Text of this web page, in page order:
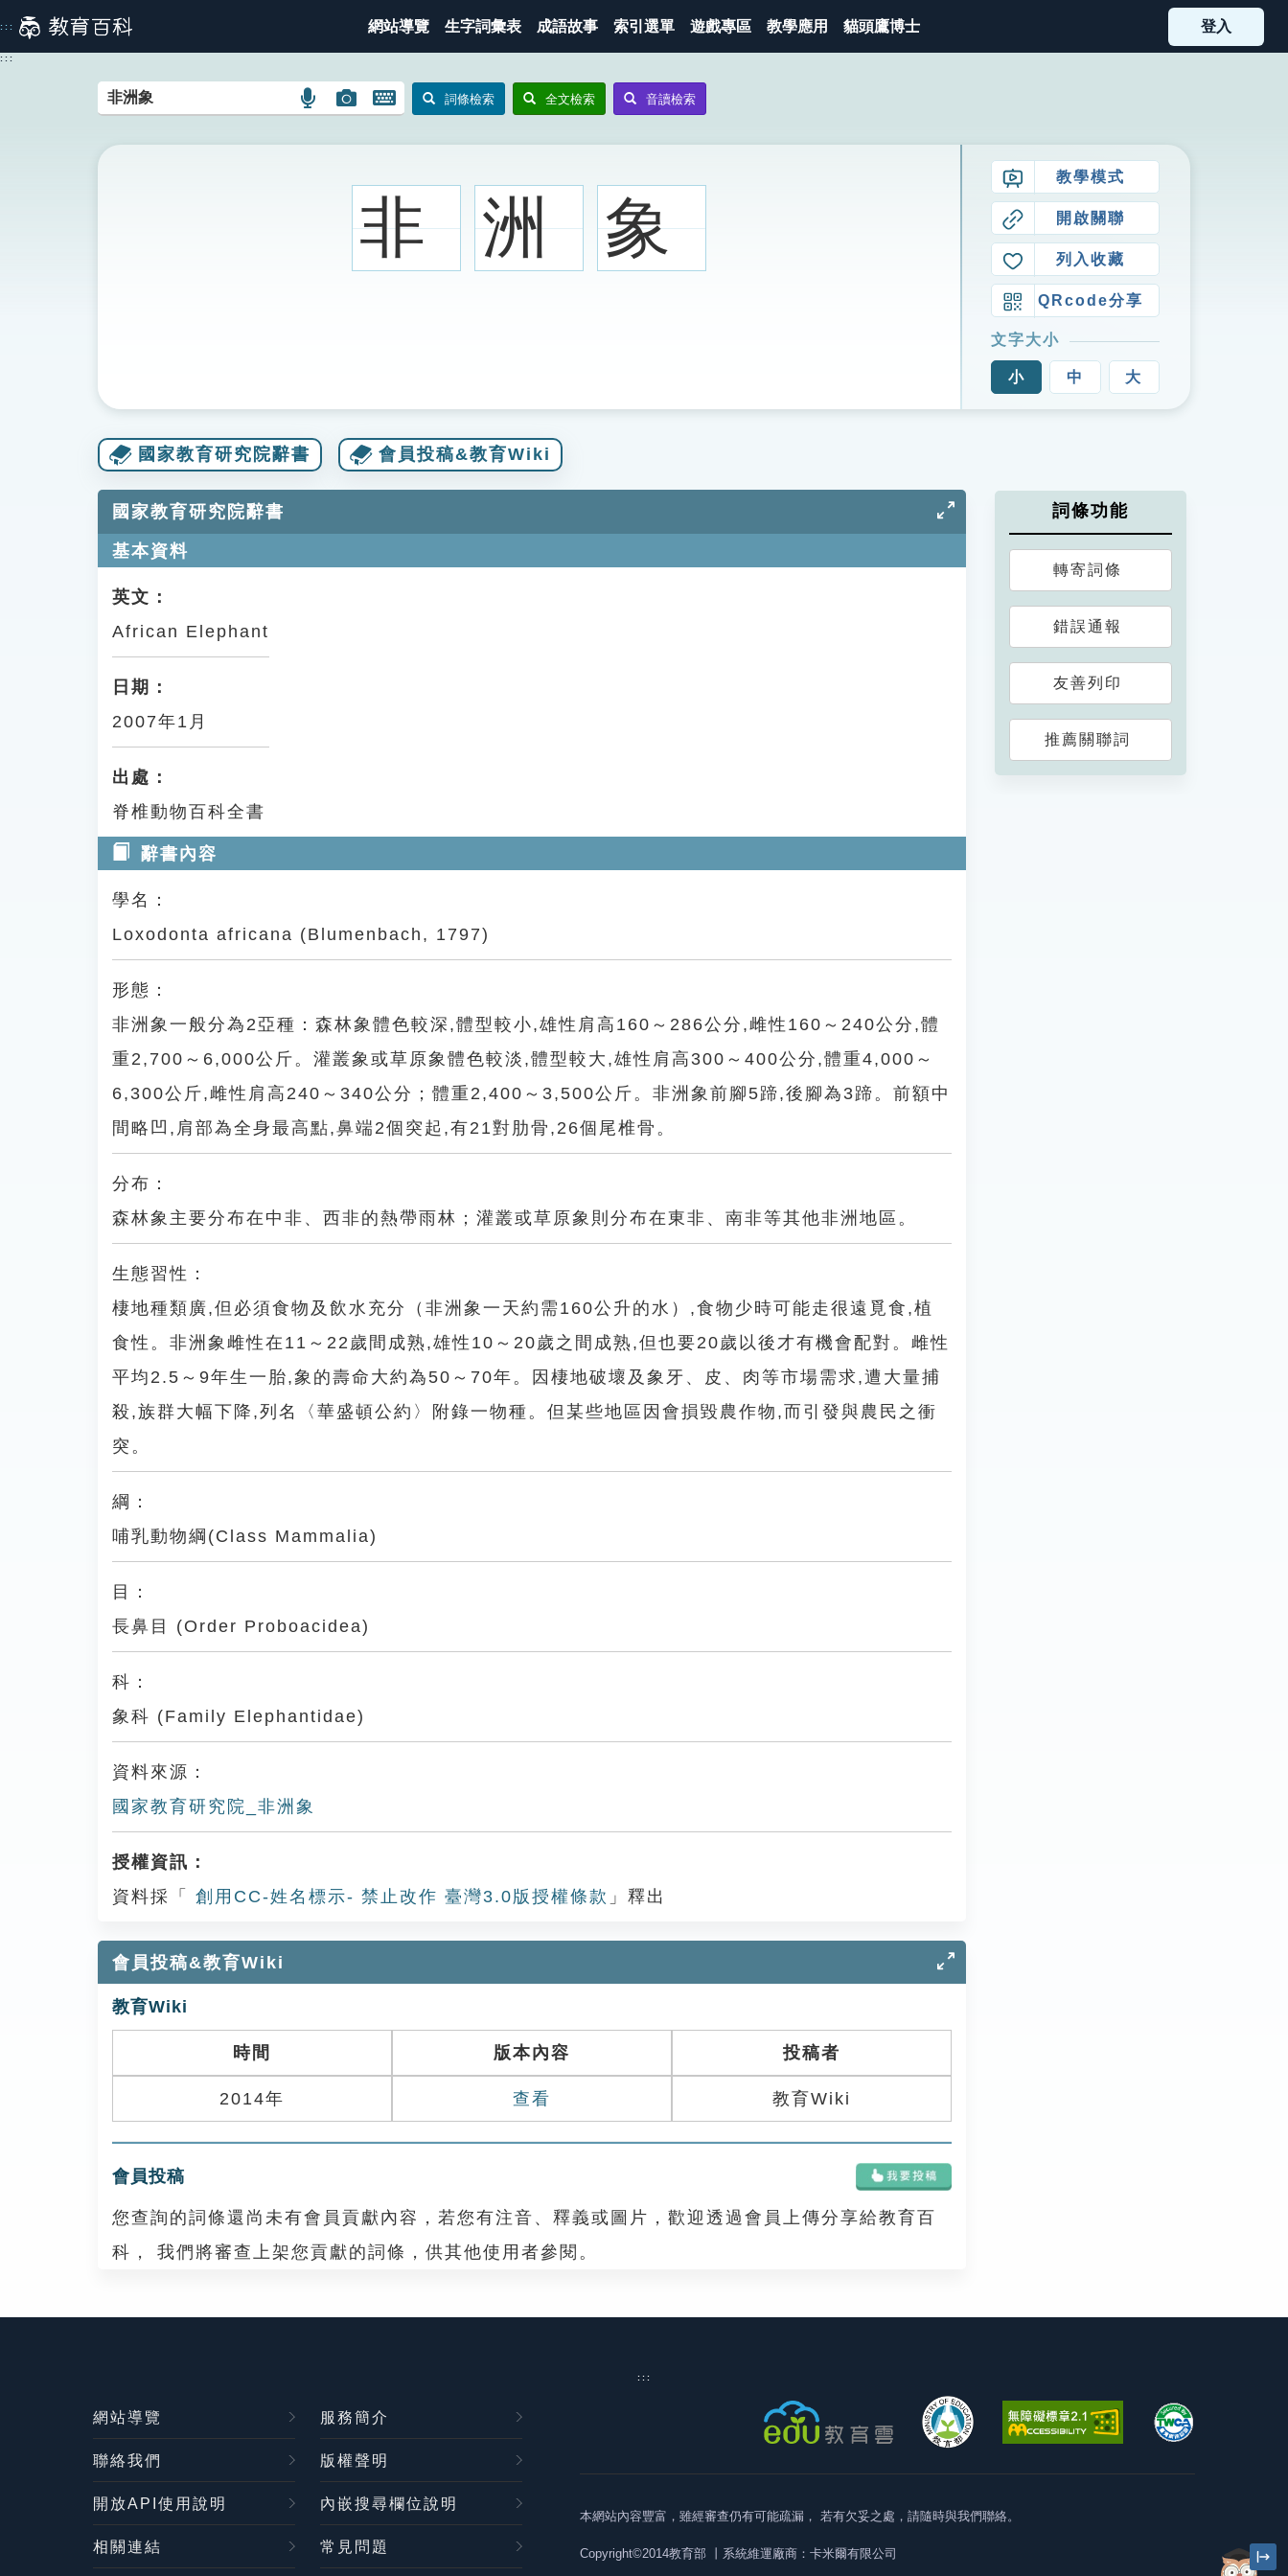
到
主
::: 網站導覽 生字詞彙表 成語故事 索引選單 遊戲專區 教學應用 貓頭鷹博士 登入
:::
語
搜
圖
搜
圖
示
開
鍵
圖
示
詞條檢索 全文檢索 音讀檢索
非 洲 象
教學模式
開啟關聯
列入收藏
QRcode分享
文字大小
小 中 大
國家教育研究院辭書 會員投稿&教育Wiki
國家教育研究院辭書
基本資料
英文：
African Elephant
日期：
2007年1月
出處：
脊椎動物百科全書
辭書內容
學名：
Loxodonta africana (Blumenbach, 1797)
形態：
非洲象一般分為2亞種：森林象體色較深,體型較小,雄性肩高160～286公分,雌性160～240公分,體
重2,700～6,000公斤。灌叢象或草原象體色較淡,體型較大,雄性肩高300～400公分,體重4,000～
6,300公斤,雌性肩高240～340公分；體重2,400～3,500公斤。非洲象前腳5蹄,後腳為3蹄。前額中
間略凹,肩部為全身最高點,鼻端2個突起,有21對肋骨,26個尾椎骨。
分布：
森林象主要分布在中非、西非的熱帶雨林；灌叢或草原象則分布在東非、南非等其他非洲地區。
生態習性：
棲地種類廣,但必須食物及飲水充分（非洲象一天約需160公升的水）,食物少時可能走很遠覓食,植
食性。非洲象雌性在11～22歲間成熟,雄性10～20歲之間成熟,但也要20歲以後才有機會配對。雌性
平均2.5～9年生一胎,象的壽命大約為50～70年。因棲地破壞及象牙、皮、肉等市場需求,遭大量捕
殺,族群大幅下降,列名〈華盛頓公約〉附錄一物種。但某些地區因會損毀農作物,而引發與農民之衝
突。
綱：
哺乳動物綱(Class Mammalia)
目：
長鼻目 (Order Proboacidea)
科：
象科 (Family Elephantidae)
資料來源：
國家教育研究院_非洲象
授權資訊：
資料採「
創用CC-姓名標示- 禁止改作 臺灣3.0版授權條款 」釋出
會員投稿&教育Wiki
教育Wiki
時間 版本內容 投稿者
2014年 查看 教育Wiki
會員投稿
您查詢的詞條還尚未有會員貢獻內容，若您有注音、釋義或圖片，歡迎透過會員上傳分享給教育百
科， 我們將審查上架您貢獻的詞條，供其他使用者參閱。
詞條功能
轉寄詞條
錯誤通報
友善列印
推薦關聯詞
:::
網站導覽 服務簡介
聯絡我們 版權聲明
開放API使用說明 內嵌搜尋欄位說明
相關連結 常見問題
本網站內容豐富，雖經審查仍有可能疏漏， 若有欠妥之處，請隨時與我們聯絡。
Copyright©2014教育部 丨系統維運廠商：卡米爾有限公司